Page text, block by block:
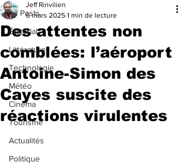
All Posts
Éditorial
Littérature
Technologie
Météo
Cinéma
Tourisme
Actualités
Politique
Des attentes non
comblées: l’aéroport
Antoine-Simon des
Cayes suscite des
réactions virulentes
Jeff Rinvilien
6 mars 2025 1 min de lecture